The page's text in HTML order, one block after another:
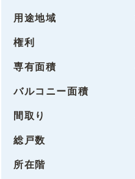
用途地域
権利
専有面積
バルコニー面積
間取り
総戸数
所在階